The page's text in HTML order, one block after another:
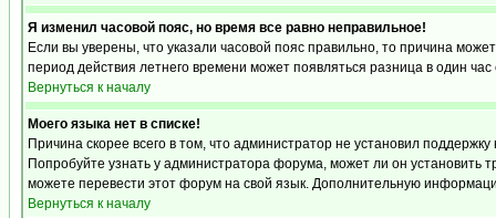
Я изменил часовой пояс, но время все равно неправильное!
Если вы уверены, что указали часовой пояс правильно, то причина
период действия летнего времени может появляться разница в один
Вернуться к началу
Моего языка нет в списке!
Причина скорее всего в том, что администратор не установил
Попробуйте узнать у администратора форума, может ли он установить
можете перевести этот форум на свой язык. Дополнительную
Вернуться к началу